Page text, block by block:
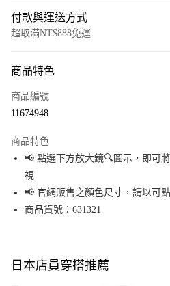
付款與運送方式
超取滿NT$888免運
信用卡一次付款
Apple Pay
街口支付
悠遊付
全盈+PAY
商品特色
商品編號
11674948
商品特色
📢 點選下方放大鏡🔍圖示，即可
視
📢 官網販售之顏色尺寸，請以可
商品貨號：631321
日本店員穿搭推薦